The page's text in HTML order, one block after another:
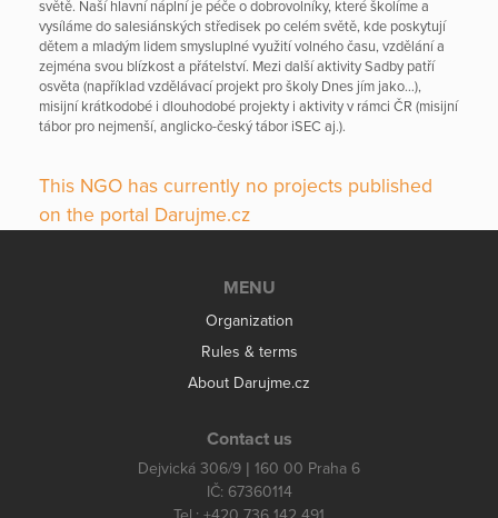
světě. Naší hlavní náplní je péče o dobrovolníky, které školíme a
vysíláme do salesiánských středisek po celém světě, kde poskytují
dětem a mladým lidem smysluplné využití volného času, vzdělání a
zejména svou blízkost a přátelství. Mezi další aktivity Sadby patří
osvěta (například vzdělávací projekt pro školy Dnes jím jako…),
misijní krátkodobé i dlouhodobé projekty i aktivity v rámci ČR (misijní
tábor pro nejmenší, anglicko-český tábor iSEC aj.).
This NGO has currently no projects published
on the portal Darujme.cz
MENU
Organization
Rules & terms
About Darujme.cz
Contact us
Dejvická 306/9 | 160 00 Praha 6
IČ: 67360114